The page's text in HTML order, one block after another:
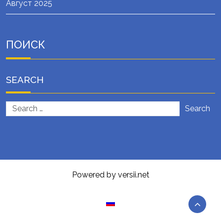
Август 2025
ПОИСК
SEARCH
Search
Powered by versii.net